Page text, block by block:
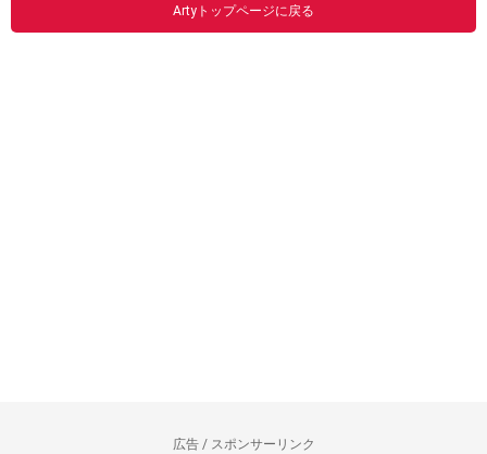
Artyトップページに戻る
広告 / スポンサーリンク